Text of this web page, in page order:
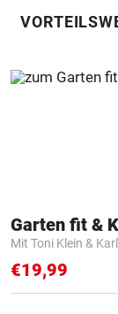
Garten fit &
Mit Toni Klein &
€19,99